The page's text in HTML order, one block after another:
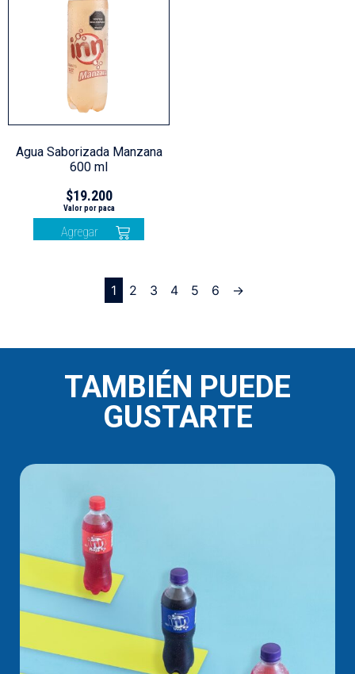
Agua Saborizada Manzana
600 ml
$19.200
Agregar
1 2 3 4 5 6 →
TAMBIÉN PUEDE
GUSTARTE